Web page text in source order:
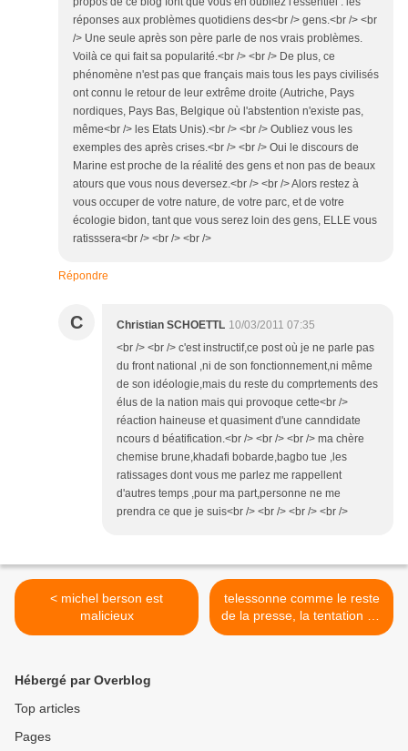
réponses aux problèmes quotidiens des<br /> gens.<br /> <br
/> Une seule après son père parle de nos vrais problèmes.
Voilà ce qui fait sa popularité.<br /> <br /> De plus, ce
phénomène n'est pas que français mais tous les pays civilisés
ont connu le retour de leur extrême droite (Autriche, Pays
nordiques, Pays Bas, Belgique où l'abstention n'existe pas,
même<br /> les Etats Unis).<br /> <br /> Oubliez vous les
exemples des après crises.<br /> <br /> Oui le discours de
Marine est proche de la réalité des gens et non pas de beaux
atours que vous nous deversez.<br /> <br /> Alors restez à
vous occuper de votre nature, de votre parc, et de votre
écologie bidon, tant que vous serez loin des gens, ELLE vous
ratisssera<br /> <br /> <br />
Répondre
C Christian SCHOETTL 10/03/2011 07:35
<br /> <br /> c'est instructif,ce post où je ne parle pas
du front national ,ni de son fonctionnement,ni même
de son idéologie,mais du reste du comprtements des
élus de la nation mais qui provoque cette<br />
réaction haineuse et quasiment d'une canndidate
ncours d béatification.<br /> <br /> <br /> ma chère
chemise brune,khadafi bobarde,bagbo tue ,les
ratissages dont vous me parlez me rappellent
d'autres temps ,pour ma part,personne ne me
prendra ce que je suis<br /> <br /> <br /> <br />
< michel berson est
malicieux
telessonne comme le reste
de la presse, la tentation de
la crispation >
Hébergé par Overblog
Top articles
Pages